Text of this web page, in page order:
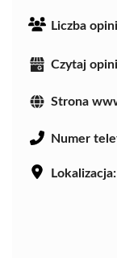
Liczba
Czytaj
Strona
Numer
Lokalizacja: